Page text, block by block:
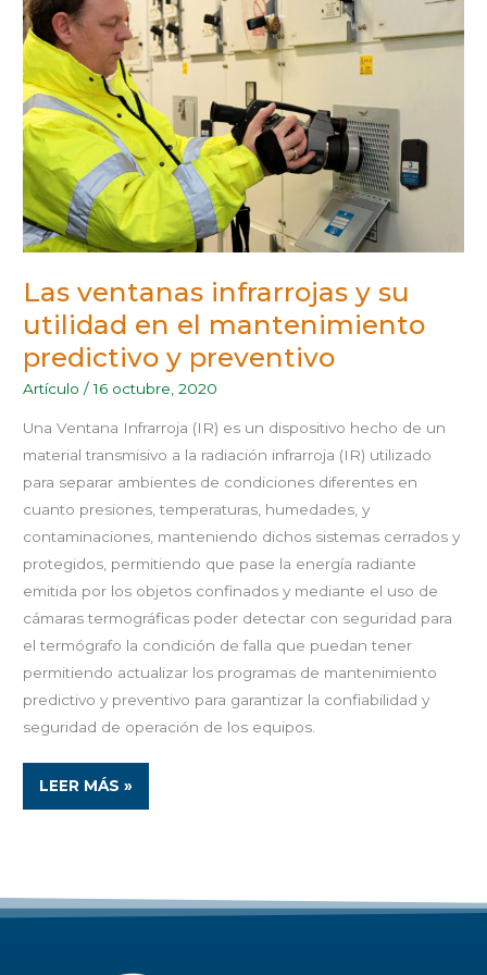
Las ventanas infrarrojas y su
utilidad en el mantenimiento
predictivo y preventivo
Artículo /16 octubre, 2020
Una Ventana Infrarroja (IR) es un dispositivo hecho de un
material transmisivo a la radiación infrarroja (IR) utilizado
para separar ambientes de condiciones diferentes en
cuanto presiones, temperaturas, humedades, y
contaminaciones, manteniendo dichos sistemas cerrados y
protegidos, permitiendo que pase la energía radiante
emitida por los objetos confinados y mediante el uso de
cámaras termográficas poder detectar con seguridad para
el termógrafo la condición de falla que puedan tener
permitiendo actualizar los programas de mantenimiento
predictivo y preventivo para garantizar la confiabilidad y
seguridad de operación de los equipos.
Y
SU
UTILIDAD
EN
EL
MANTENIMIENTO
PREDICTIVO
Y
PREVENTIVO
LEER MÁS »